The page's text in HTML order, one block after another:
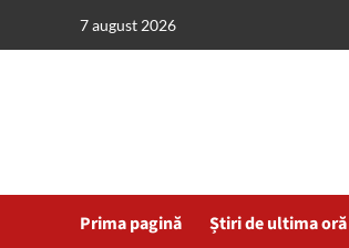
7 august 2026
Prima pagină Știri de ultima oră